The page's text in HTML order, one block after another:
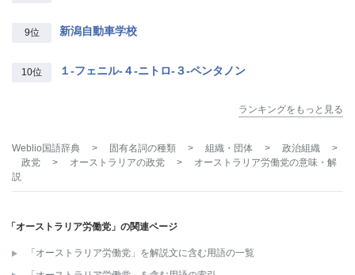
9位 新潟自動車学校
10位 １‐フェニル‐４‐ニトロ‐３‐ペンタノン
ランキングをもっと見る
Weblio国語辞典 > 固有名詞の種類 > 組織・団体 > 政治組織
>
政党
> オーストラリアの政党 > オーストラリア労働党の意味・解
説
「オーストラリア労働党」の関連ページ
「オーストラリア労働党」を解説文に含む用語の一覧